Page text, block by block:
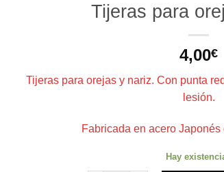
Tijeras para
4,00€
Tijeras para orejas y nariz. Con punta
lesión.
Fabricada en acero
Hay